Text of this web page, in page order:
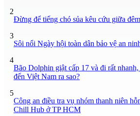
2
Đừng để tiếng chó sủa kêu cứu giữa
3
Sôi nổi Ngày hội toàn dân bảo vệ an
4
Bão Dolphin giật cấp 17 và đi rất
đến Việt Nam ra sao?
5
Công an điều tra vụ nhóm thanh niên
Chill Hub ở TP HCM